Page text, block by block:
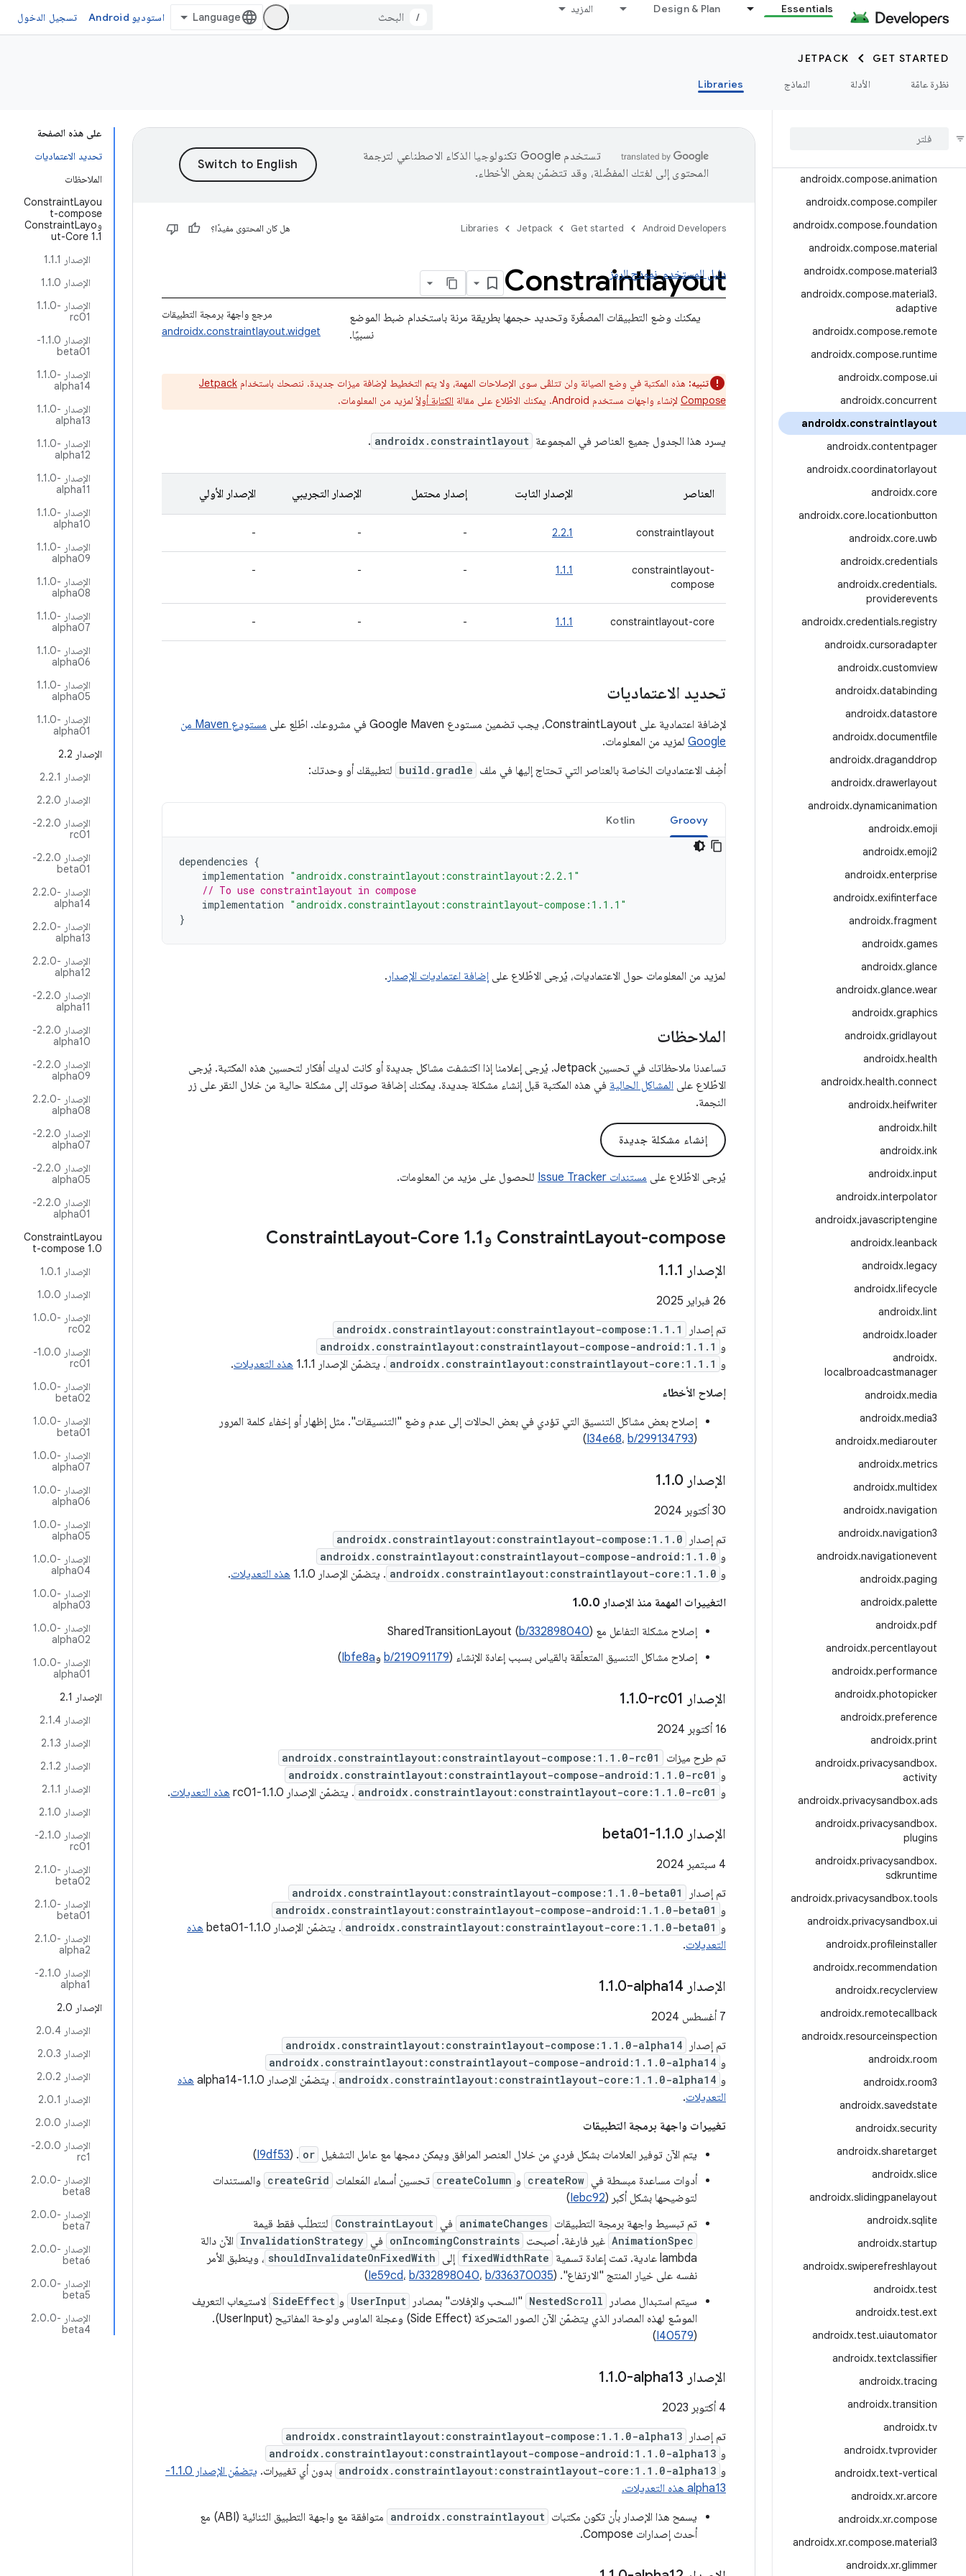
Essentials
Design & Plan المزيد
/ استوديو Android تسجيل الدخول
GET STARTED
JETPACK
نظرة عامّة
الأدلة النماذج Libraries
androidx.camera.media3
androidx.car
androidx.car.app
collection
androidx.compose.animation
androidx.compose.compiler
androidx.compose.foundation
androidx.compose.material
androidx.compose.material3
androidx.compose.material3.
adaptive
androidx.compose.remote
androidx.compose.runtime
androidx.compose.ui
androidx.concurrent
androidx.constraintlayout
androidx.contentpager
androidx.coordinatorlayout
androidx.core
androidx.core.locationbutton
androidx.core.uwb
androidx.credentials
androidx.credentials.
providerevents
androidx.credentials.registry
androidx.cursoradapter
androidx.customview
androidx.databinding
androidx.datastore
androidx.documentfile
androidx.draganddrop
androidx.drawerlayout
androidx.dynamicanimation
androidx.emoji
androidx.emoji2
androidx.enterprise
androidx.exifinterface
androidx.fragment
androidx.games
androidx.glance
androidx.glance.wear
androidx.graphics
androidx.gridlayout
androidx.health
androidx.health.connect
androidx.heifwriter
androidx.hilt
androidx.ink
androidx.input
androidx.interpolator
androidx.javascriptengine
androidx.leanback
androidx.legacy
androidx.lifecycle
androidx.lint
androidx.loader
androidx.
localbroadcastmanager
androidx.media
androidx.media3
androidx.mediarouter
androidx.metrics
androidx.multidex
androidx.navigation
androidx.navigation3
androidx.navigationevent
androidx.paging
androidx.palette
androidx.pdf
androidx.percentlayout
androidx.performance
androidx.photopicker
androidx.preference
androidx.print
androidx.privacysandbox.
activity
androidx.privacysandbox.ads
androidx.privacysandbox.
plugins
androidx.privacysandbox.
sdkruntime
androidx.privacysandbox.tools
androidx.privacysandbox.ui
androidx.profileinstaller
androidx.recommendation
androidx.recyclerview
androidx.remotecallback
androidx.resourceinspection
androidx.room
androidx.room3
androidx.savedstate
androidx.security
androidx.sharetarget
androidx.slice
androidx.slidingpanelayout
androidx.sqlite
androidx.startup
androidx.swiperefreshlayout
androidx.test
androidx.test.ext
androidx.test.uiautomator
androidx.textclassifier
androidx.tracing
androidx.transition
androidx.tv
androidx.tvprovider
androidx.text-vertical
androidx.xr.arcore
androidx.xr.compose
androidx.xr.compose.material3
androidx.xr.glimmer
على هذه الصفحة
تحديد الاعتماديات
الملاحظات
‫ConstraintLayou
t-compose
وConstraintLayo
ut-Core 1.1
الإصدار 1.1.1
الإصدار 1.1.0
الإصدار ‎1.1.0-
rc01
الإصدار 1.1.0-
beta01
الإصدار ‎1.1.0-
alpha14
الإصدار ‎1.1.0-
alpha13
الإصدار ‎1.1.0-
alpha12
الإصدار ‎1.1.0-
alpha11
الإصدار ‎1.1.0-
alpha10
الإصدار ‎1.1.0-
alpha09
الإصدار ‎1.1.0-
alpha08
الإصدار ‎1.1.0-
alpha07
الإصدار ‎1.1.0-
alpha06
الإصدار ‎1.1.0-
alpha05
الإصدار ‎1.1.0-
alpha01
الإصدار 2.2
الإصدار 2.2.1
الإصدار 2.2.0
الإصدار 2.2.0-
rc01
الإصدار 2.2.0-
beta01
الإصدار ‎2.2.0-
alpha14
الإصدار ‎2.2.0-
alpha13
الإصدار ‎2.2.0-
alpha12
الإصدار 2.2.0-
alpha11
الإصدار 2.2.0-
alpha10
الإصدار 2.2.0-
alpha09
الإصدار ‎2.2.0-
alpha08
الإصدار 2.2.0-
alpha07
الإصدار 2.2.0-
alpha05
الإصدار 2.2.0-
alpha01
ConstraintLayou
t-compose 1.0
الإصدار 1.0.1
الإصدار 1.0.0
الإصدار ‎1.0.0-
rc02
الإصدار 1.0.0-
rc01
الإصدار ‎1.0.0-
beta02
الإصدار ‎1.0.0-
beta01
الإصدار ‎1.0.0-
alpha07
الإصدار ‎1.0.0-
alpha06
الإصدار ‎1.0.0-
alpha05
الإصدار ‎1.0.0-
alpha04
الإصدار ‎1.0.0-
alpha03
الإصدار ‎1.0.0-
alpha02
الإصدار ‎1.0.0-
alpha01
الإصدار 2.1
الإصدار 2.1.4
الإصدار 2.1.3
الإصدار 2.1.2
الإصدار 2.1.1
الإصدار 2.1.0
الإصدار 2.1.0-
rc01
الإصدار ‎2.1.0-
beta02
الإصدار ‎2.1.0-
beta01
الإصدار ‎2.1.0-
alpha2
الإصدار 2.1.0-
alpha1
الإصدار ‎2.0
الإصدار 2.0.4
الإصدار 2.0.3
الإصدار 2.0.2
الإصدار 2.0.1
الإصدار 2.0.0
الإصدار 2.0.0-
rc1
الإصدار ‎2.0.0-
beta8
الإصدار ‎2.0.0-
beta7
الإصدار ‎2.0.0-
beta6
الإصدار ‎2.0.0-
beta5
الإصدار ‎2.0.0-
beta4
تستخدم Google تكنولوجيا الذكاء الاصطناعي لترجمة
المحتوى إلى لغتك المفضّلة، وقد تتضمّن بعض الأخطاء.
Android Developers
Get started
Jetpack
Libraries هل كان المحتوى مفيدًا؟
Constraintlayout
دليل المستخدم نموذج الرمز
مرجع واجهة برمجة التطبيقات
androidx.constraintlayout.widget
يمكنك وضع التطبيقات المصغّرة وتحديد حجمها بطريقة مرنة باستخدام ضبط الموضع
نسبيًا.
تنبيه: هذه المكتبة في وضع الصيانة ولن تتلقّى سوى الإصلاحات المهمة، ولا يتم التخطيط لإضافة ميزات جديدة. ننصحك باستخدام Jetpack
Compose لإنشاء واجهات مستخدم Android. يمكنك الاطّلاع على مقالة الكتابة أولاًلمزيد من المعلومات.
يسرد هذا الجدول جميع العناصر في المجموعة androidx.constraintlayout
.
العناصر الإصدار الثابت إصدار محتمل الإصدار التجريبي الإصدار الأولي
constraintlayout
2.2.1
-
-
-
constraintlayout-
compose
1.1.1
-
-
-
constraintlayout-core
1.1.1
-
-
-
تحديد الاعتماديات
لإضافة اعتمادية على ConstraintLayout، يجب تضمين مستودع Google Maven في مشروعك. اطّلِع على
مستودع Maven من
Google لمزيد من المعلومات.
أضِف الاعتماديات الخاصة بالعناصر التي تحتاج إليها في ملف build.gradle لتطبيقك أو وحدتك:
Groovy
Kotlin
dependencies {
implementation "androidx.constraintlayout:constraintlayout:2.2.1"
// To use constraintlayout in compose
implementation "androidx.constraintlayout:constraintlayout-compose:1.1.1"
}
لمزيد من المعلومات حول الاعتماديات، يُرجى الاطّلاع على إضافة اعتماديات الإصدار .
الملاحظات
تساعدنا ملاحظاتك في تحسين Jetpack. يُرجى إعلامنا إذا اكتشفت مشاكل جديدة أو كانت لديك أفكار لتحسين هذه المكتبة. يُرجى
الاطّلاع على المشاكل الحالية في هذه المكتبة قبل إنشاء مشكلة جديدة. يمكنك إضافة صوتك إلى مشكلة حالية من خلال النقر على زر
النجمة.
إنشاء مشكلة جديدة
يُرجى الاطّلاع على مستندات Issue Tracker للحصول على مزيد من المعلومات.
‫ConstraintLayout-compose وConstraint Layout-Core 1.1
الإصدار 1 .1.1
‫26 فبراير 2025
تم إصدار
androidx.constraintlayout:constraintlayout-compose:1.1.1
و androidx.constraintlayout:constraintlayout-compose-android:1.1.1
و androidx.constraintlayout:constraintlayout-core:1.1.1 . يتضمّن الإصدار 1.1.1 هذه التعديلات.
إصلاح الأخطاء
إصلاح بعض مشاكل التنسيق التي تؤدي في بعض الحالات إلى عدم وضع "التنسيقات". مثل إظهار أو إخفاء كلمة المرور
(
I34e68، b/299134793
)
الإصدار 1 .1.0
‫30 أكتوبر 2024
تم إصدار
androidx.constraintlayout:constraintlayout-compose:1.1.0
و androidx.constraintlayout:constraintlayout-compose-android:1.1.0
و androidx.constraintlayout:constraintlayout-core:1.1.0 . يتضمّن الإصدار 1.1.0 هذه التعديلات.
التغييرات المهمة منذ الإصدار 1.0.0
إصلاح مشكلة التفاعل مع SharedTransitionLayout ( b/332898040)
إصلاح مشاكل التنسيق المتعلّقة بالقياس بسبب إعادة الإنشاء (b/219091179 وIbfe8a
)
الإصدار ‎1 .1.0-rc01
‫16 أكتوبر 2024
تم طرح ميزات
androidx.constraintlayout:constraintlayout-compose:1.1.0-rc01
و androidx.constraintlayout:constraintlayout-compose-android:1.1.0-rc01
و androidx.constraintlayout:constraintlayout-core:1.1.0-rc01 . يتضمّن الإصدار 1.1.0-rc01 هذه التعديلات.
الإصدار 1 .1.0-beta01
‫4 سبتمبر 2024
تم إصدار
androidx.constraintlayout:constraintlayout-compose:1.1.0-beta01
و androidx.constraintlayout:constraintlayout-compose-android:1.1.0-beta01
و androidx.constraintlayout:constraintlayout-core:1.1.0-beta01 . يتضمّن الإصدار 1.1.0-beta01
هذه
التعديلات.
الإصدار ‎1 .1.0-alpha14
‫7 أغسطس 2024
تم إصدار
androidx.constraintlayout:constraintlayout-compose:1.1.0-alpha14
و androidx.constraintlayout:constraintlayout-compose-android:1.1.0-alpha14
و androidx.constraintlayout:constraintlayout-core:1.1.0-alpha14 . يتضمّن الإصدار 1.1.0-alpha14
هذه
التعديلات.
تغييرات واجهة برمجة التطبيقات
يتم الآن توفير العلامات بشكل فردي من خلال العنصر المرافق ويمكن دمجها مع عامل التشغيل or
. (
I9df53
)
أدوات مساعدة مبسطة في createRow و createColumn تحسين أسماء المَعلمات createGrid والمستندات
لتوضيحها بشكل أكبر (Iebc92
)
تم تبسيط واجهة برمجة التطبيقات animateChanges في ConstraintLayout لتتطلّب فقط قيمة
AnimationSpec غير فارغة. أصبحت onIncomingConstraints في InvalidationStrategy الآن دالة
lambda عادية. تمت إعادة تسمية
fixedWidthRate إلى shouldInvalidateOnFixedWith ، وينطبق الأمر
نفسه على خيار المنتج "الارتفاع". (
Ie59cd، b/332898040، b/336370035
)
سيتم استبدال مصادر
NestedScroll "السحب والإفلات" بمصادر UserInput و SideEffect لاستيعاب التعريف
الموسّع لهذه المصادر الذي يتضمّن الآن الصور المتحركة (Side Effect) وعجلة الماوس ولوحة المفاتيح (UserInput).
(
I40579
)
الإصدار ‎1 .1.0-alpha13
‫4 أكتوبر 2023
تم إصدار
androidx.constraintlayout:constraintlayout-compose:1.1.0-alpha13
و androidx.constraintlayout:constraintlayout-compose-android:1.1.0-alpha13
و androidx.constraintlayout:constraintlayout-core:1.1.0-alpha13 بدون أي تغييرات.
يتضمّن الإصدار 1.1.0-
alpha13 هذه التعديلات.
يسمح هذا الإصدار بأن تكون مكتبات androidx.constraintlayout
متوافقة مع واجهة التطبيق الثنائية (ABI) مع
أحدث إصدارات Compose.